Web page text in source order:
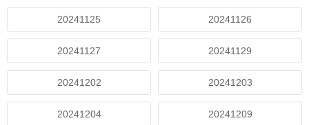
20241125 20241126
20241127 20241129
20241202 20241203
20241204 20241209